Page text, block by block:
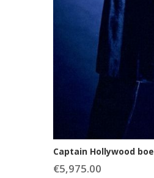
Captain Hollywood
€5,975.00